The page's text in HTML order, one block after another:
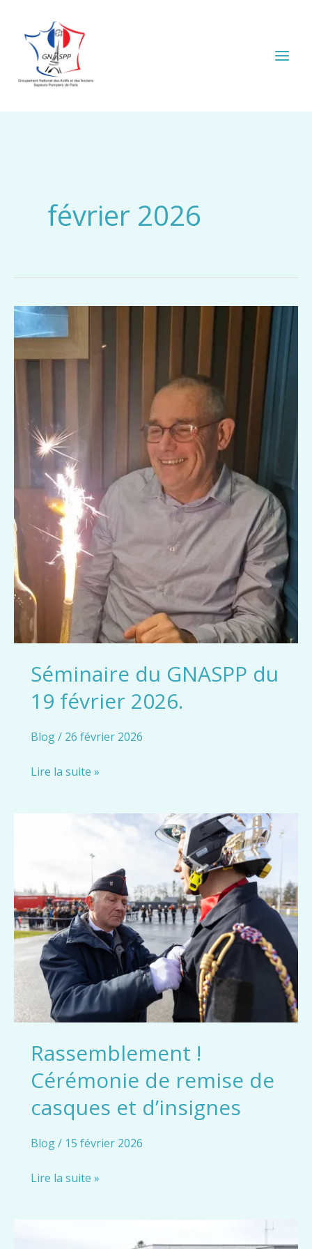
contenu
février 2026
Séminaire du GNASPP du
19 février 2026.
Blog/ 26 février 2026
Séminaire
2026.
Lire la suite »
Rassemblement !
Cérémonie de remise de
casques et d’insignes
Blog/ 15 février 2026
Rassemblement
Lire la suite »